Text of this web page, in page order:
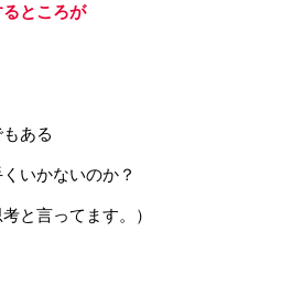
ところが
ある
いかないのか？
と言ってます。）